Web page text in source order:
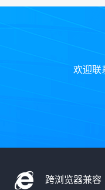
欢迎联
跨浏览器兼容